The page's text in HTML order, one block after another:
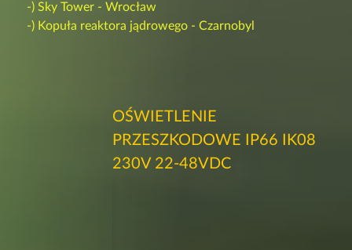
-) Sky Tower - Wrocław
-) Kopuła reaktora jądrowego - Czarnobyl
OŚWIETLENIE
PRZESZKODOWE IP66 IK08
230V 22-48VDC